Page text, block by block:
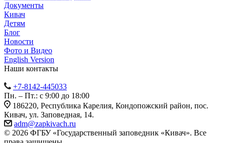
Документы
Кивач
Детям
Блог
Новости
Фото и Видео
English Version
Наши контакты
+7-8142-445033
Пн. – Пт.: с 9:00 до 18:00
186220, Республика Карелия, Кондопожский район, пос.
Кивач, ул. Заповедная, 14.
adm@zapkivach.ru
© 2026 ФГБУ «Государственный заповедник «Кивач». Все